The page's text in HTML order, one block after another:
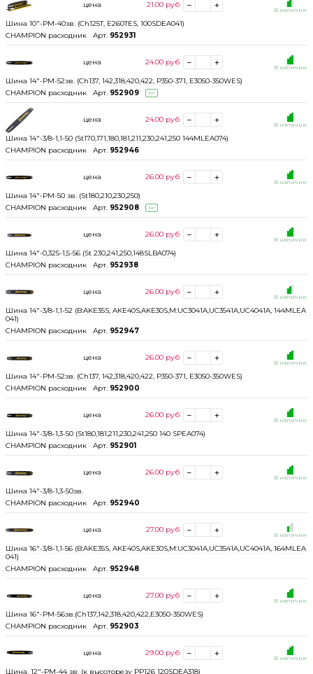
Шина 10"-РМ-40зв. (Ch125T, E260TES, 100SDEA041)
CHAMPION расходник
Арт. 952931
В наличии
цена 21.00 руб
Шина 14"-РМ-52зв. (Ch137, 142,318,420,422, P350-371, E3050-350WES)
CHAMPION расходник
Арт. 952909 Хит
В наличии
цена 24.00 руб
Шина 14"-3/8-1,1-50 (St170,171,180,181,211,230,241,250 144MLEA074)
CHAMPION расходник
Арт. 952946
В наличии
цена 24.00 руб
Шина 14"-РМ-50 зв. (St180,210,230,250)
CHAMPION расходник
Арт. 952908 Хит
В наличии
цена 26.00 руб
Шина 14"-0,325-1,5-56 (St 230,241,250,148SLBA074)
CHAMPION расходник
Арт. 952938
В наличии
цена 26.00 руб
Шина 14"-3/8-1,1-52 (B:AKE35S, AKE40S,AKE30S,M:UC3041A,UC3541A,UC4041A, 144MLEA
041)
CHAMPION расходник
Арт. 952947
В наличии
цена 26.00 руб
Шина 14"-РМ-52зв. (Ch137, 142,318,420,422, P350-371, E3050-350WES)
CHAMPION расходник
Арт. 952900
В наличии
цена 26.00 руб
Шина 14"-3/8-1,3-50 (St180,181,211,230,241,250 140 SPEA074)
CHAMPION расходник
Арт. 952901
В наличии
цена 26.00 руб
Шина 14"-3/8-1,3-50зв.
CHAMPION расходник
Арт. 952940
В наличии
цена 26.00 руб
Шина 16"-3/8-1,1-56 (B:AKE35S, AKE40S,AKE30S,M:UC3041A,UC3541A,UC4041A, 164MLEA
041)
CHAMPION расходник
Арт. 952948
В наличии
цена 27.00 руб
Шина 16"-PM-56зв.(Ch137,142,318,420,422,E3050-350WES)
CHAMPION расходник
Арт. 952903
В наличии
цена 27.00 руб
Шина, 12"-РМ-44 зв. (к высоторезу РР126 120SDEA318)
В наличии
цена 29.00 руб